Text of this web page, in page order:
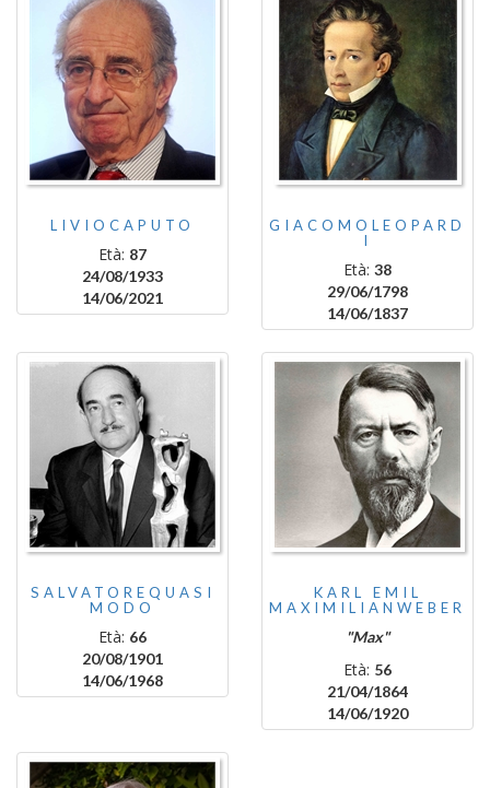
LIVIOCAPUTO
Età: 87
24/08/1933
14/06/2021
GIACOMOLEOPARD
I
Età: 38
29/06/1798
14/06/1837
SALVATOREQUASI
MODO
Età: 66
20/08/1901
14/06/1968
KARL EMIL
MAXIMILIANWEBER
"Max"
Età: 56
21/04/1864
14/06/1920